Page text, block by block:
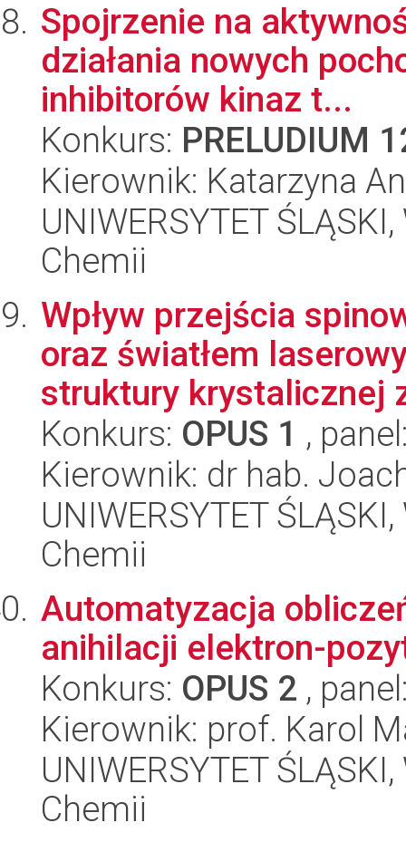
Spojrzenie na
działania nowych
inhibitorów kinaz t...
Konkurs: PRELUDIUM
Kierownik: Katarzyna
UNIWERSYTET
Chemii
Wpływ przejścia
oraz światłem
struktury krystalicznej
Konkurs: OPUS 1 ,
Kierownik: dr hab.
UNIWERSYTET
Chemii
Automatyzacja
anihilacji elektron-
Konkurs: OPUS 2 ,
Kierownik: prof. Karol
UNIWERSYTET
Chemii